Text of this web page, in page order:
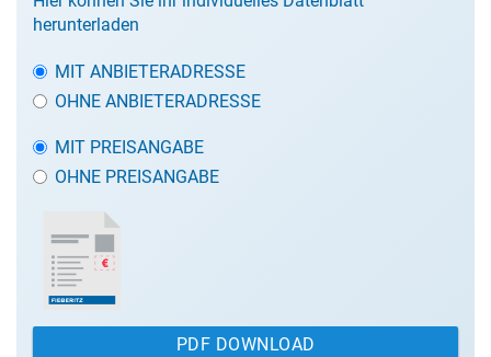
herunterladen
MIT ANBIETERADRESSE
OHNE ANBIETERADRESSE
MIT PREISANGABE
OHNE PREISANGABE
PDF DOWNLOAD